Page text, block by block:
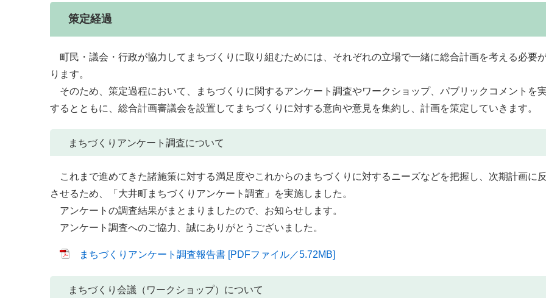
策定経過
町民・議会・行政が協力してまちづくりに取り組むためには、それぞれの立場で一緒に総合計画を考える必要
ります。
そのため、策定過程において、まちづくりに関するアンケート調査やワークショップ、パブリックコメントを
するとともに、総合計画審議会を設置してまちづくりに対する意向や意見を集約し、計画を策定していきます。
まちづくりアンケート調査について
これまで進めてきた諸施策に対する満足度やこれからのまちづくりに対するニーズなどを把握し、次期計画に
させるため、「大井町まちづくりアンケート調査」を実施しました。
アンケートの調査結果がまとまりましたので、お知らせします。
アンケート調査へのご協力、誠にありがとうございました。
まちづくりアンケート調査報告書 [PDFファイル／5.72MB]
まちづくり会議（ワークショップ）について